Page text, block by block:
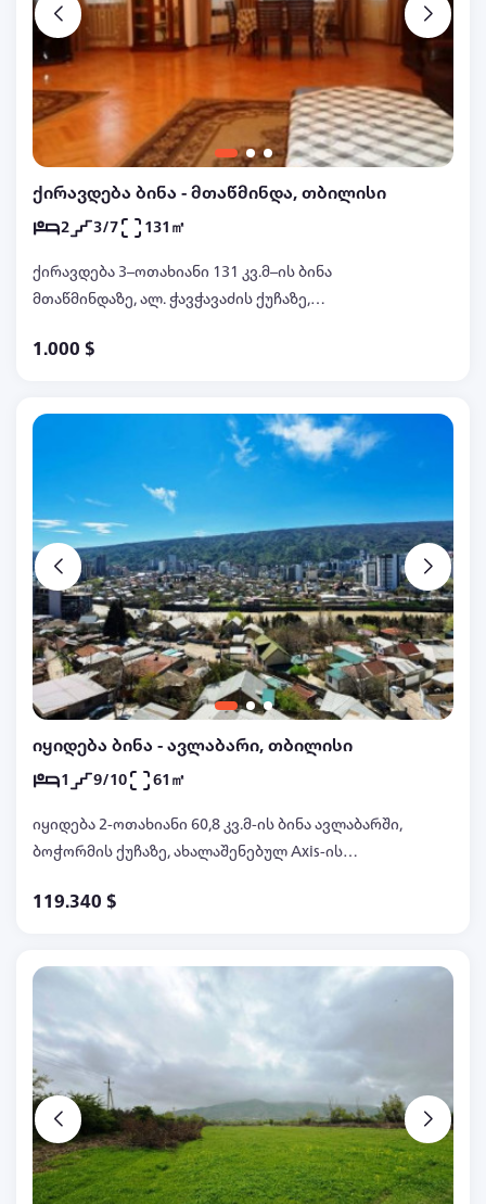
ქირავდება ბინა - მთაწმინდა, თბილისი
2 3/7 131㎡
ქირავდება 3–ოთახიანი 131 კვ.მ–ის ბინა
მთაწმინდაზე, ალ. ჭავჭავაძის ქუჩაზე,
საძინებელი, დიდი მისაღები, იზოლირებული
ავეჯით, ტექნიკით, ჭურჭლის სარეცხი მანქანით,
ინტერნეტით, აივნით, პარკინგით, დაცვით
კორპუსში, ტელ: 599047067, 597032299 ანა
1.000 $
იყიდება ბინა - ავლაბარი, თბილისი
1 9/10 61㎡
იყიდება 2-ოთახიანი 60,8 კვ.მ-ის ბინა ავლაბარში,
ბოჭორმის ქუჩაზე, ახალაშენებულ Axis-ის
მდგომარეობაში, დიდი აივნით ლამაზი ხედით,
119.340 $